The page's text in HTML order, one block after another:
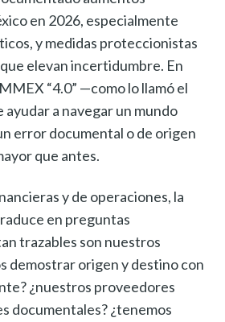
en 2026, especialmente
y medidas proteccionistas
elevan incertidumbre. En
“4.0” —como lo llamó el
a navegar un mundo
error documental o de origen
que antes.
y de operaciones, la
en preguntas
trazables son nuestros
demostrar origen y destino con
¿nuestros proveedores
documentales? ¿tenemos